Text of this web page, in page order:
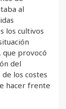
al
los cultivos
que provocó
del
los costes
hacer frente